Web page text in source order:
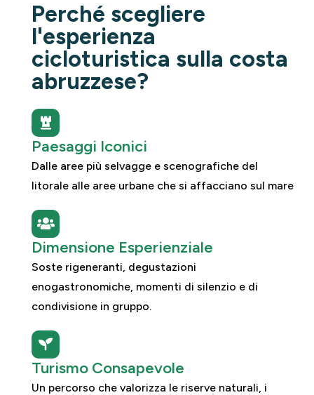
Perché scegliere
l'esperienza
cicloturistica sulla costa
abruzzese?
Paesaggi Iconici
Dalle aree più selvagge e scenografiche del
litorale alle aree urbane che si affacciano sul mare
Dimensione Esperienziale
Soste rigeneranti, degustazioni
enogastronomiche, momenti di silenzio e di
condivisione in gruppo.
Turismo Consapevole
Un percorso che valorizza le riserve naturali, i